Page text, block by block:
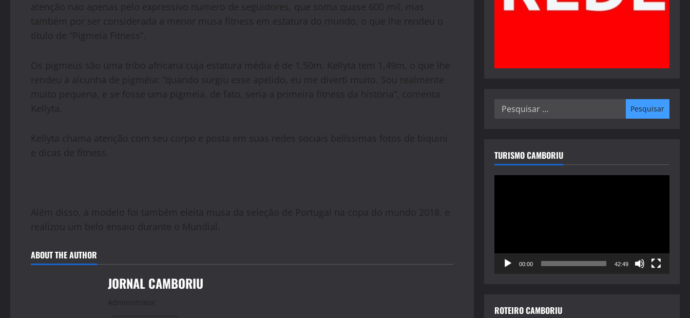
atenção nao apenas pelo expressivo numero de seguidores, que soma quase 600 mil, mas
também por ser considerada a menor musa fitness em estatura do mundo, o que lhe rendeu o
título de “Pigmeia Fitness”.
Os pigmeus são uma tribo africana cuja estatura média é de 1,50m. Kellyta tem 1,49m, o que lhe
rendeu a alcunha de pigméia: “quando surgiu esse apelido, eu me diverti muito. Sou realmente
muito pequena, e se fosse uma pigmeia, de fato, seria a primeira fitness da historia”, comenta
Kellyta.
Kellyta chama atenção com seu corpo e posta em suas redes sociais belíssimas fotos de biquini
e dicas de fitness.
Além disso, a modelo foi também eleita musa da seleção de Portugal na copa do mundo 2018, e
realizou um belo ensaio durante o Mundial.
ABOUT THE AUTHOR
JORNAL CAMBORIU
Administrator
Pesquisar
TURISMO CAMBORIU
00:00 42:49
ROTEIRO CAMBORIU